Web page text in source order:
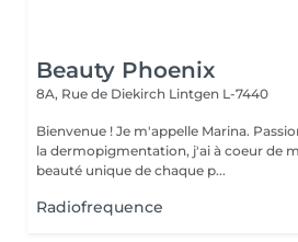
Beauty Phoenix
8A, Rue de Diekirch Lintgen L-7440
Bienvenue ! Je m'appelle Marina. Passionnée par l'esthétique et
la dermopigmentation, j'ai à coeur de
beauté unique de chaque p...
Radiofrequence